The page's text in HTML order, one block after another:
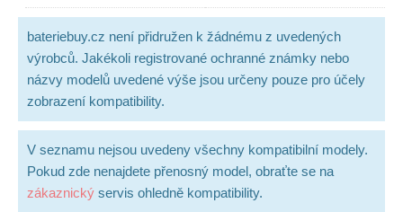
bateriebuy.cz není přidružen k žádnému z uvedených
výrobců. Jakékoli registrované ochranné známky nebo
názvy modelů uvedené výše jsou určeny pouze pro účely
zobrazení kompatibility.
V seznamu nejsou uvedeny všechny kompatibilní modely.
Pokud zde nenajdete přenosný model, obraťte se na
zákaznický servis ohledně kompatibility.